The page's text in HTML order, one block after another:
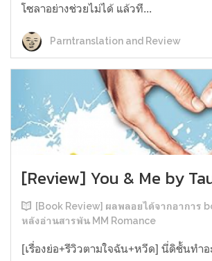
โซลาอย่างช่วยไม่ได้ แล้วที...
Parntranslation and Review
[Review] You & Me by
[Book Review] ผลพลอยได้จากอาการ
หลังอ่านสารพัน MM Romance
[เรื่องย่อ+รีวิวตามใจฉัน+หวีด] นี่ดิชั้นทำ